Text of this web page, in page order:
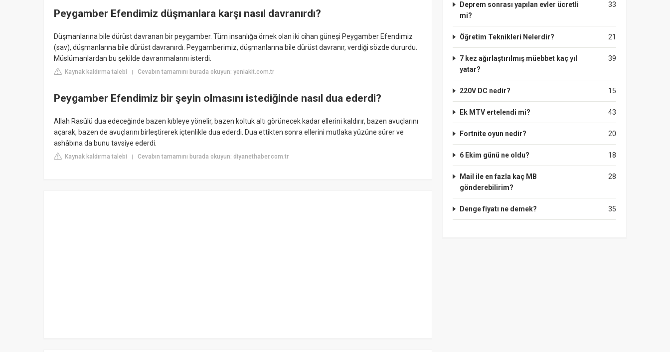
Peygamber Efendimiz düşmanlara karşı nasıl davranırdı?
Düşmanlarına bile dürüst davranan bir peygamber. Tüm insanlığa örnek olan iki cihan güneşi Peygamber Efendimiz
(sav), düşmanlarına bile dürüst davranırdı. Peygamberimiz, düşmanlarına bile dürüst davranır, verdiği sözde dururdu.
Müslümanlardan bu şekilde davranmalarını isterdi.
Kaynak kaldırma talebi | Cevabın tamamını burada okuyun: yeniakit.com.tr
Peygamber Efendimiz bir şeyin olmasını istediğinde nasıl dua ederdi?
Allah Rasûlü dua edeceğinde bazen kıbleye yönelir, bazen koltuk altı görünecek kadar ellerini kaldırır, bazen avuçlarını
açarak, bazen de avuçlarını birleştirerek içtenlikle dua ederdi. Dua ettikten sonra ellerini mutlaka yüzüne sürer ve
ashâbına da bunu tavsiye ederdi.
Kaynak kaldırma talebi | Cevabın tamamını burada okuyun: diyanethaber.com.tr
33
Deprem sonrası yapılan evler ücretli
mi?
21
Öğretim Teknikleri Nelerdir?
39
7 kez ağırlaştırılmış müebbet kaç yıl
yatar?
15
220V DC nedir?
43
Ek MTV ertelendi mi?
20
Fortnite oyun nedir?
18
6 Ekim günü ne oldu?
28
Mail ile en fazla kaç MB
gönderebilirim?
35
Denge fiyatı ne demek?